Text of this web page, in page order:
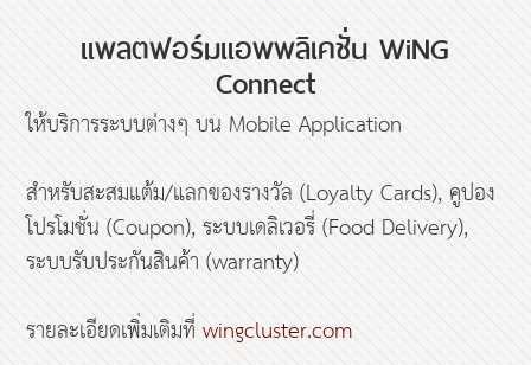
แพลตฟอร์มแอพพลิเคชั่น WiNG
Connect
ให้บริการระบบต่างๆ บน Mobile Application
สำหรับสะสมแต้ม/แลกของรางวัล (Loyalty Cards), คูปอง
โปรโมชั่น (Coupon), ระบบเดลิเวอรี่ (Food Delivery),
ระบบรับประกันสินค้า (warranty)
รายละเอียดเพิ่มเติมที่wingcluster.com